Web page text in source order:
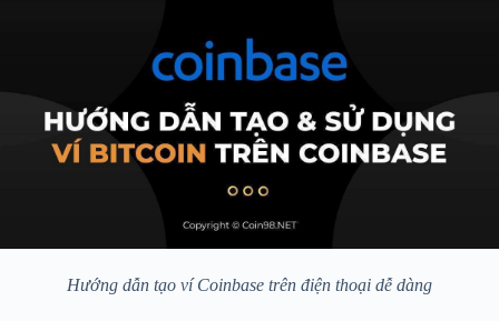
Hướng dẫn tạo ví Coinbase trên điện thoại dễ dàng